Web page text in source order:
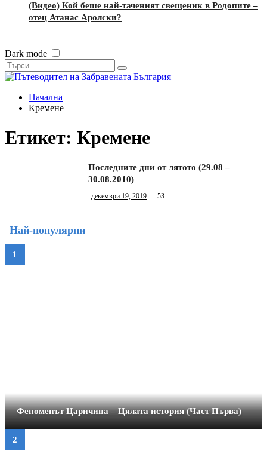
(Видео) Кой беше най-таченият свещеник в Родопите –
отец Атанас Аролски?
Dark mode
Начална
Кремене
Етикет: Кремене
Последните дни от лятото (29.08 –
30.08.2010)
декември 19, 2019 53
Най-популярни
Феноменът Царичина – Цялата история (Част Първа)